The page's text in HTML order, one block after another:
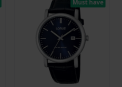
Must have